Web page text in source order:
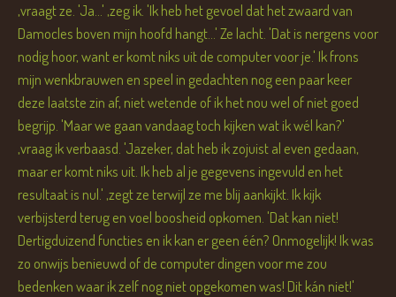
,vraagt ze. 'Ja...' ,zeg ik. 'Ik heb het gevoel dat het zwaard van
Damocles boven mijn hoofd hangt...' Ze lacht. 'Dat is nergens voor
nodig hoor, want er komt niks uit de computer voor je.' Ik frons
mijn wenkbrauwen en speel in gedachten nog een paar keer
deze laatste zin af, niet wetende of ik het nou wel of niet goed
begrijp. 'Maar we gaan vandaag toch kijken wat ik wél kan?'
,vraag ik verbaasd. 'Jazeker, dat heb ik zojuist al even gedaan,
maar er komt niks uit. Ik heb al je gegevens ingevuld en het
resultaat is nul.' ,zegt ze terwijl ze me blij aankijkt. Ik kijk
verbijsterd terug en voel boosheid opkomen. 'Dat kan niet!
Dertigduizend functies en ik kan er geen één? Onmogelijk! Ik was
zo onwijs benieuwd of de computer dingen voor me zou
bedenken waar ik zelf nog niet opgekomen was! Dit kán niet!'